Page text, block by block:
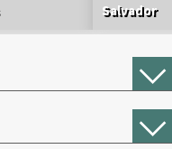
Salvador